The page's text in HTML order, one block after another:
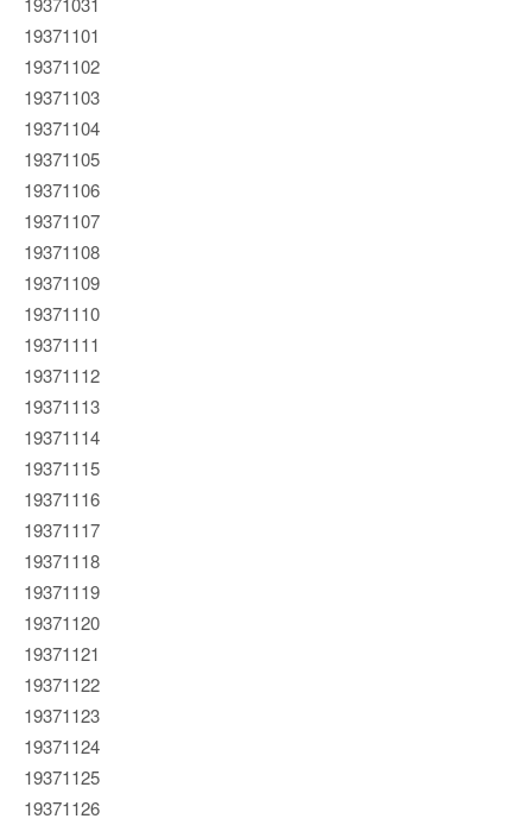
19371101
19371102
19371103
19371104
19371105
19371106
19371107
19371108
19371109
19371110
19371111
19371112
19371113
19371114
19371115
19371116
19371117
19371118
19371119
19371120
19371121
19371122
19371123
19371124
19371125
19371126